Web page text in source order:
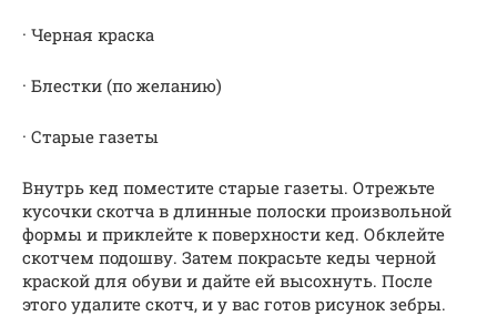
· Черная краска
· Блестки (по желанию)
· Старые газеты
Внутрь кед поместите старые газеты. Отрежьте
кусочки скотча в длинные полоски произвольной
формы и приклейте к поверхности кед. Обклейте
скотчем подошву. Затем покрасьте кеды черной
краской для обуви и дайте ей высохнуть. После
этого удалите скотч, и у вас готов рисунок зебры.